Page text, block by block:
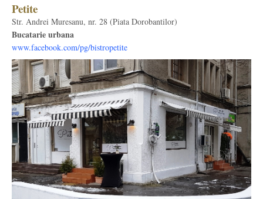
Petite
Str. Andrei Muresanu, nr. 28 (Piata Dorobantilor)
Bucatarie urbana
www.facebook.com/pg/bistropetite